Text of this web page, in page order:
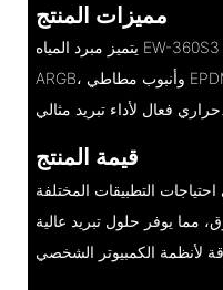
مميزات المنتج
يتميز مبرد المياه EW-360S3 برأس مضخة بتصميم فريد، ومراوح
ARGB، وأنبوب مطاطي EPDM+IIR، وتصميم قناة تيار متردد
حراري فعال لأداء تبريد مثالي.
قيمة المنتج
التطبيقات المختلفة
يوفر حلول تبريد عالية